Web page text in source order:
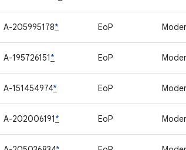
A-205995178* EoP
A-195726151* EoP
A-151454974* EoP
A-202006191* EoP